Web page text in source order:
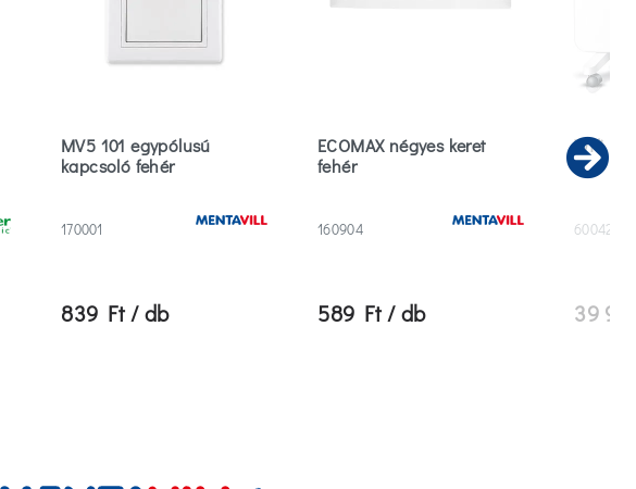
MV5 101 egypólusú
kapcsoló fehér
170001
839 Ft / db
ECOMAX négyes keret
fehér
160904
589 Ft / db
Wifi
600422
39